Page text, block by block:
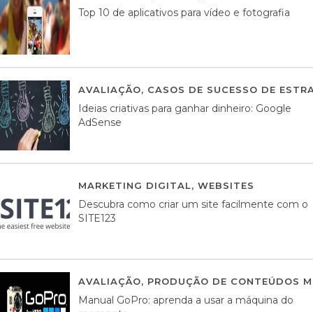
Top 10 de aplicativos para vídeo e fotografia
AVALIAÇÃO, CASOS DE SUCESSO DE
Ideias criativas para ganhar dinheiro: Google
AdSense
MARKETING DIGITAL, WEBSITES
Descubra como criar um site facilmente com o
SITE123
AVALIAÇÃO, PRODUÇÃO DE CONTEÚDOS
Manual GoPro: aprenda a usar a máquina do